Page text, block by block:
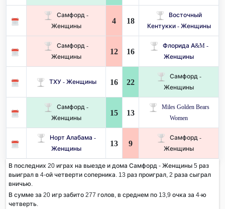
Самфорд -
Женщины
4 18
Восточный
Кентукки - Женщины
Самфорд -
Женщины
12 16
Флорида A&M -
Женщины
ТХУ - Женщины 16 22
Самфорд -
Женщины
Самфорд -
Женщины
15 13
Miles Golden Bears
Women
Норт Алабама -
Женщины
13 9
Самфорд -
Женщины
В последних 20 играх на выезде и дома Самфорд - Женщины 5 раз
выиграл в 4-ой четверти соперника. 13 раз проиграл, 2 раза сыграл
вничью.
В сумме за 20 игр забито 277 голов, в среднем по 13,9 очка за 4-ю
четверть.